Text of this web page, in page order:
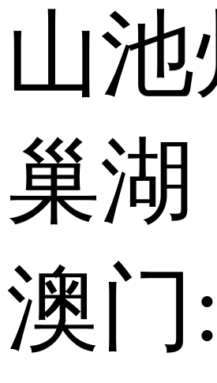
山池
巢湖
澳门: